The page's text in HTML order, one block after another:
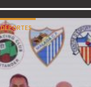
DEPORTES